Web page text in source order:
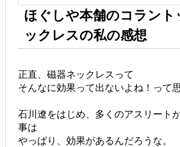
ほぐしや本舗のコラント
ックレスの私の感想
正直、磁器ネックレスって
そんなに効果って出ないよね！って
石川遼をはじめ、多くのアスリート
事は
やっぱり、効果があるんだろうな。